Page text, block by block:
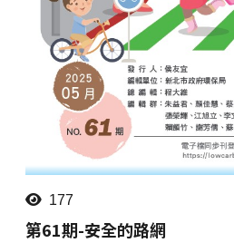
177
第61期-安全的路網